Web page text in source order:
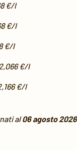
€/l
€/l
€/l
€/l
€/l
al06 agosto 2026